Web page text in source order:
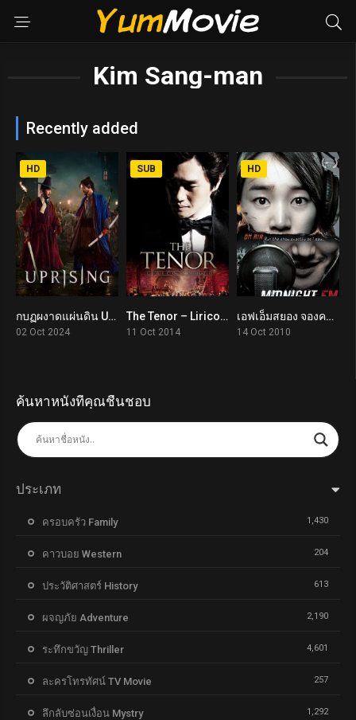
Kim Sang-man
Recently added
5.4
HD
กบฏผงาดแผ่นดิน Uprising (2024)
02 Oct 2024
6.7
SUB
The Tenor – Lirico Spinto (2014)
11 Oct 2014
6.5
HD
เอฟเอ็มสยอง จองคลื่นผวา Midnight FM (2010)
14 Oct 2010
ค้นหาหนังที่คุณชื่นชอบ
ประเภท
ครอบครัว Family 1,430
คาวบอย Western 204
ประวัติศาสตร์ History 613
ผจญภัย Adventure 2,190
ระทึกขวัญ Thriller 4,601
ละครโทรทัศน์ TV Movie 257
ลึกลับซ่อนเงื่อน Mystry 1,292